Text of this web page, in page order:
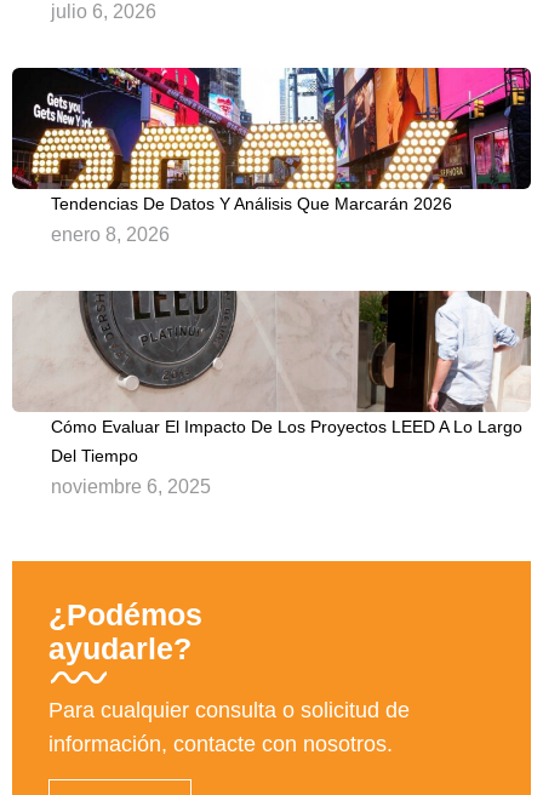
julio 6, 2026
Tendencias De Datos Y Análisis Que Marcarán 2026
enero 8, 2026
Cómo Evaluar El Impacto De Los Proyectos LEED A Lo Largo
Del Tiempo
noviembre 6, 2025
¿Podémos
ayudarle?
Para cualquier consulta o solicitud de
información, contacte con nosotros.